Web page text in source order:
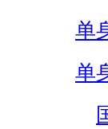
单
单